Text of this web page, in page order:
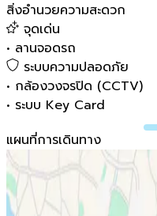
สิ่งอำนวยความสะดวก
จุดเด่น
• ลานจอดรถ
ระบบความปลอดภัย
• กล้องวงจรปิด (CCTV)
• ระบบ Key Card
แผนที่การเดินทาง